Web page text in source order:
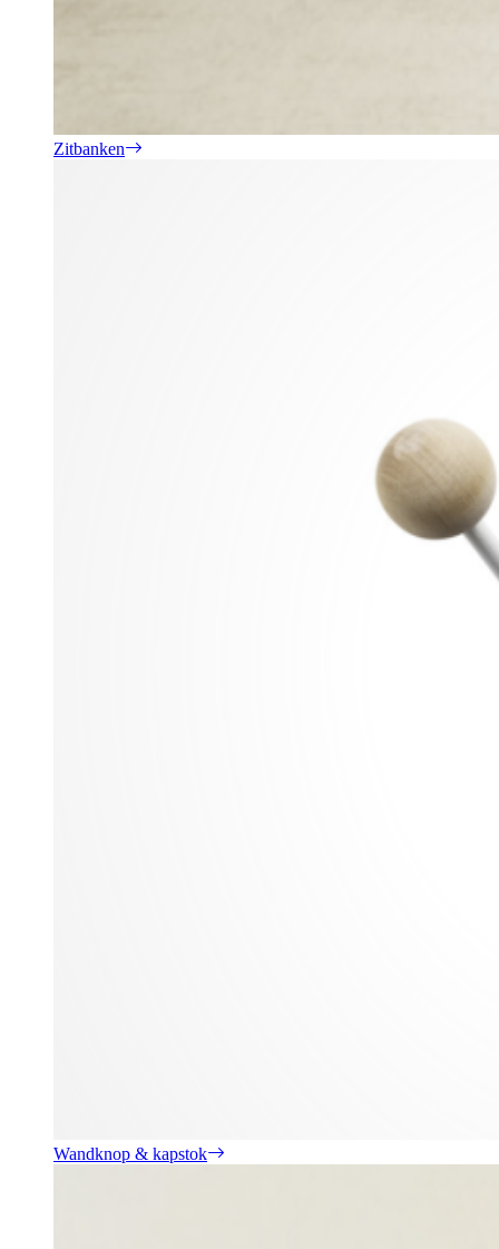
Zitbanken
Wandknop & kapstok